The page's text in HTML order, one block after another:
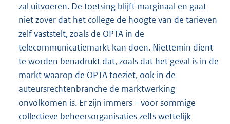
zal uitvoeren. De toetsing blijft marginaal en gaat
niet zover dat het college de hoogte van de tarieven
zelf vaststelt, zoals de OPTA in de
telecommunicatiemarkt kan doen. Niettemin dient
te worden benadrukt dat, zoals dat het geval is in de
markt waarop de OPTA toeziet, ook in de
auteursrechtenbranche de marktwerking
onvolkomen is. Er zijn immers – voor sommige
collectieve beheersorganisaties zelfs wettelijk